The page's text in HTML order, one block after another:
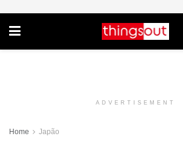
ADVERTISEMENT
Home Japão